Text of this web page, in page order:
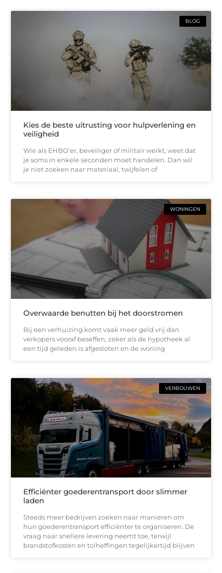
BLOG
Kies de beste uitrusting voor hulpverlening en
veiligheid
Wie als EHBO’er, beveiliger of militair werkt, weet dat
je soms in enkele seconden moet handelen. Dan wil
je niet zoeken naar materiaal, twijfelen of
WONINGEN
Overwaarde benutten bij het doorstromen
Bij een verhuizing komt vaak meer geld vrij dan
verkopers vooraf beseffen, zeker als de hypotheek al
een tijd geleden is afgesloten en de woning
VERBOUWEN
Efficiënter goederentransport door slimmer
laden
Steeds meer bedrijven zoeken naar manieren om
hun goederentransport efficiënter te organiseren. De
vraag naar snellere levering neemt toe, terwijl
brandstofkosten en tolheffingen tegelijkertijd blijven